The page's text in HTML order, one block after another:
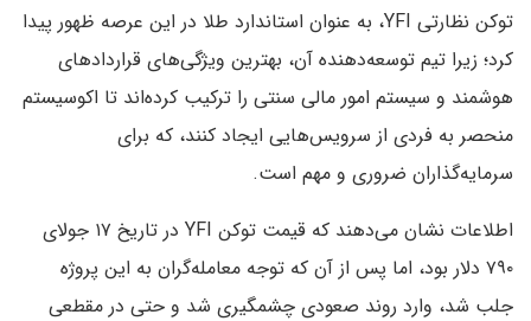
توکن نظارتی YFI، به عنوان استاندارد طلا در این عرصه ظهور پیدا
کرد؛ زیرا تیم توسعه‌دهنده آن، بهترین ویژگی‌های قراردادهای
هوشمند و سیستم امور مالی سنتی را ترکیب کرده‌اند تا اکوسیستم
منحصر به فردی از سرویس‌هایی ایجاد کنند، که برای
سرمایه‌گذاران ضروری و مهم است.
اطلاعات نشان می‌دهند که قیمت توکن YFI در تاریخ ۱۷ جولای
۷۹۰ دلار بود، اما پس از آن که توجه معامله‌گران به این پروژه
جلب شد، وارد روند صعودی چشمگیری شد و حتی در مقطعی